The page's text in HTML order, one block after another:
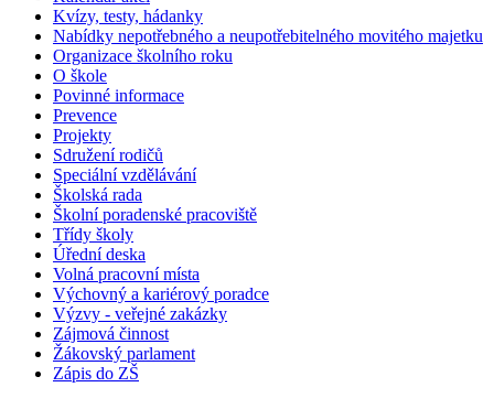
Kvízy, testy, hádanky
Nabídky nepotřebného a neupotřebitelného movitého majetku
Organizace školního roku
O škole
Povinné informace
Prevence
Projekty
Sdružení rodičů
Speciální vzdělávání
Školská rada
Školní poradenské pracoviště
Třídy školy
Úřední deska
Volná pracovní místa
Výchovný a kariérový poradce
Výzvy - veřejné zakázky
Zájmová činnost
Žákovský parlament
Zápis do ZŠ